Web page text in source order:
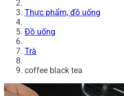
Thực phẩm, đồ uống
Đồ uống
Trà
coffee black tea